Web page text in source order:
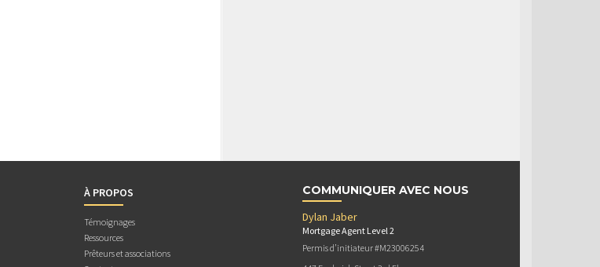
À PROPOS
Témoignages
Ressources
Prêteurs et associations
COMMUNIQUER AVEC NOUS
Dylan Jaber
Mortgage Agent Level 2
Permis d’initiateur #M23006254